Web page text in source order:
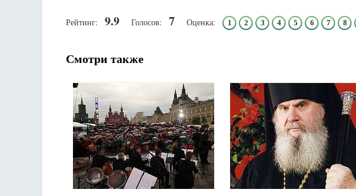
Рейтинг: 9.9 Голосов: 7 Оценка: 1 2 3 4 5 6 7 8
Смотри также